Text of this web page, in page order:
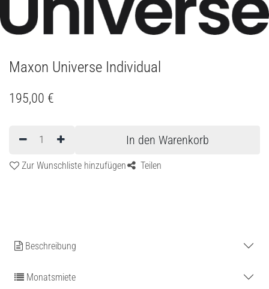
Maxon Universe Individual
195,00 €
In den Warenkorb
Zur Wunschliste hinzufügen Teilen
Beschreibung
Monatsmiete